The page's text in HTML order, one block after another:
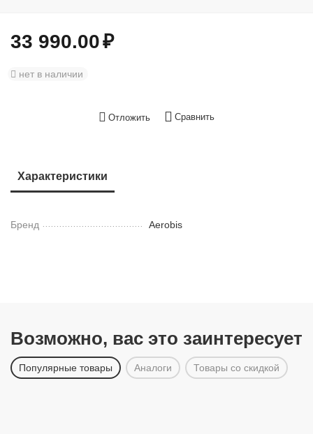
33 990.00₽
нет в наличии
Отложить Сравнить
Характеристики
Бренд Aerobis
Возможно, вас это заинтересует
Популярные товары Аналоги Товары со скидкой